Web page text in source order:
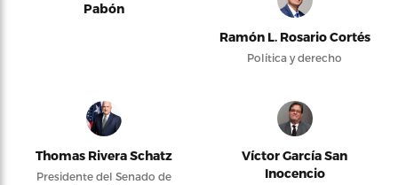
Pabón
Ramón L. Rosario Cortés
Política y derecho
Thomas Rivera Schatz
Presidente del Senado de
Víctor García San
Inocencio